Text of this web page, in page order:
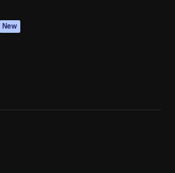
New